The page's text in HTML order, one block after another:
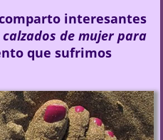
interesantes
calzados de mujer para
que sufrimos